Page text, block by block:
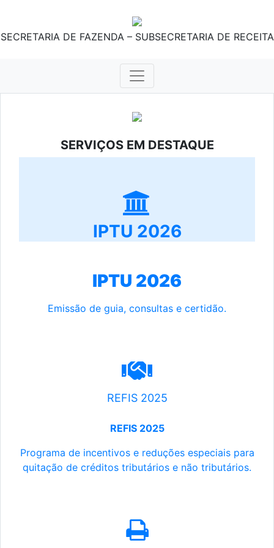
SECRETARIA DE FAZENDA – SUBSECRETARIA DE RECEITA
SERVIÇOS EM DESTAQUE
IPTU 2026
IPTU 2026
Emissão de guia, consultas e certidão.
REFIS 2025
REFIS 2025
Programa de incentivos e reduções especiais para
quitação de créditos tributários e não tributários.